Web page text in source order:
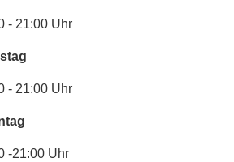
- 21:00 Uhr
- 21:00 Uhr
-21:00 Uhr